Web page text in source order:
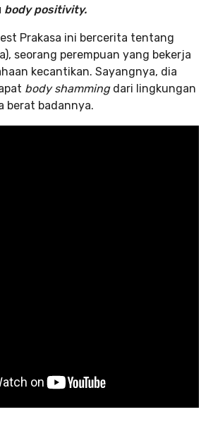
body positivity.
Prakasa ini bercerita tentang
seorang perempuan yang bekerja
kecantikan. Sayangnya, dia
body shamming dari lingkungan
berat badannya.